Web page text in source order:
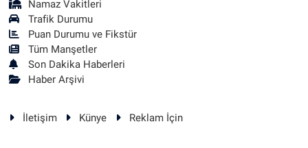
Namaz Vakitleri
Trafik Durumu
Puan Durumu ve Fikstür
Tüm Manşetler
Son Dakika Haberleri
Haber Arşivi
İletişim Künye Reklam İçin